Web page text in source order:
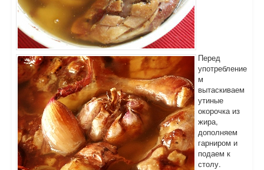
Перед
употребление
м
вытаскиваем
утиные
окорочка из
жира,
дополняем
гарниром и
подаем к
столу.